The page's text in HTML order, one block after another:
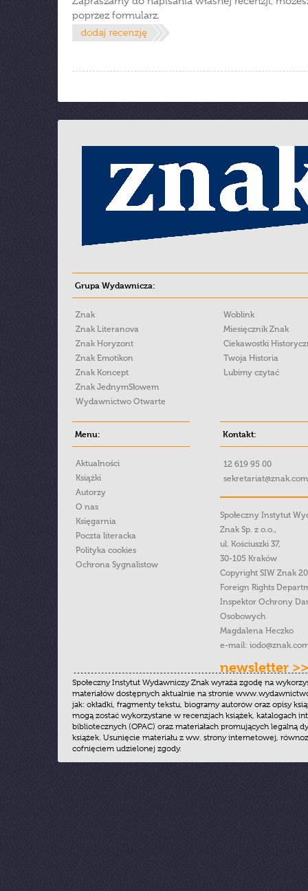
poprzez formularz.
Grupa Wydawnicza:
Znak
Znak Literanova
Znak Horyzont
Znak Emotikon
Znak Koncept
Znak JednymSłowem
Wydawnictwo Otwarte
Woblink
Miesięcznik Znak
Ciekawostki
Twoja Historia
Lubimy czytać
Menu:
Aktualności
Książki
Autorzy
O nas
Księgarnia
Poczta literacka
Polityka cookies
Ochrona Sygnalistow
Kontakt:
12 619 95 00
Społeczny Instytut
Znak Sp. z o.o.,
ul. Kościuszki 37,
30-105 Kraków
Copyright SIW Znak
Foreign Rights
Inspektor Ochrony
Osobowych
Magdalena Heczko
e-mail:
newsletter >>
Społeczny Instytut Wydawniczy Znak wyraża zgodę na
materiałów dostępnych aktualnie na stronie
jak: okładki, fragmenty tekstu, biogramy autorów oraz opisy
mogą zostać wykorzystane w recenzjach książek, katalogach
bibliotecznych (OPAC) oraz materiałach promujących legalną
książek. Usunięcie materiału z ww. strony internetowej,
cofnięciem udzielonej zgody.